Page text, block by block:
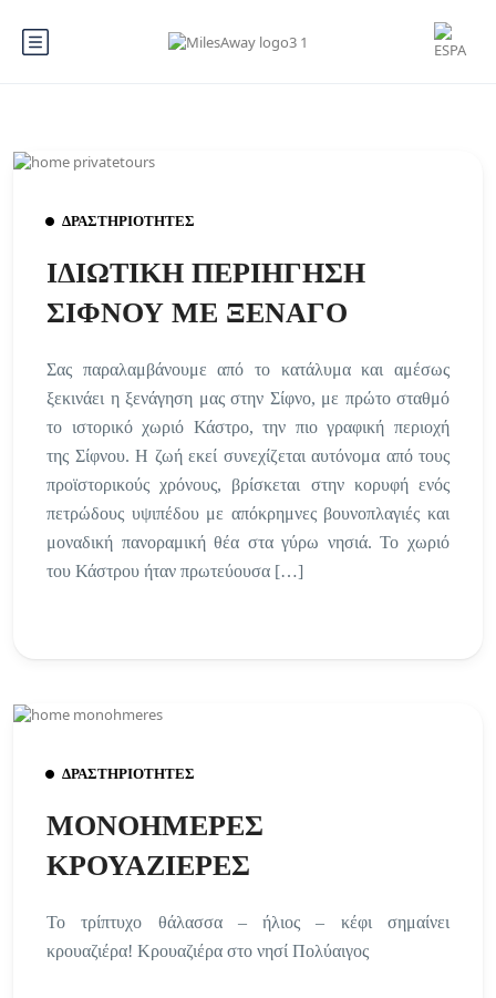
ΔΡΑΣΤΗΡΙΟΤΗΤΕΣ
ΙΔΙΩΤΙΚΗ ΠΕΡΙΗΓΗΣΗ
ΣΙΦΝΟΥ ΜΕ ΞΕΝΑΓΟ
Σας παραλαμβάνουμε από το κατάλυμα και αμέσως
ξεκινάει η ξενάγηση μας στην Σίφνο, με πρώτο σταθμό
το ιστορικό χωριό Κάστρο, την πιο γραφική περιοχή
της Σίφνου. Η ζωή εκεί συνεχίζεται αυτόνομα από τους
προϊστορικούς χρόνους, βρίσκεται στην κορυφή ενός
πετρώδους υψιπέδου με απόκρημνες βουνοπλαγιές και
μοναδική πανοραμική θέα στα γύρω νησιά. Το χωριό
του Κάστρου ήταν πρωτεύουσα […]
ΔΡΑΣΤΗΡΙΟΤΗΤΕΣ
ΜΟΝΟΗΜΕΡΕΣ
ΚΡΟΥΑΖΙΕΡΕΣ
Το τρίπτυχο θάλασσα – ήλιος – κέφι σημαίνει
κρουαζιέρα! Κρουαζιέρα στο νησί Πολύαιγος